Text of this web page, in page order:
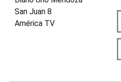
San Juan 8
América TV